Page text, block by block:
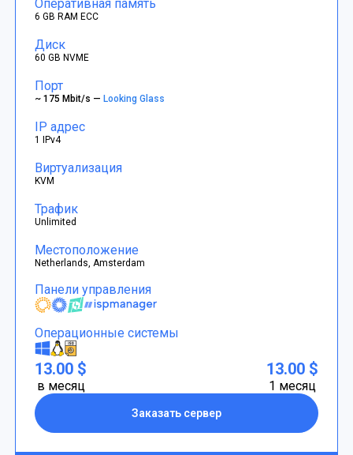
Оперативная память
6 GB RAM ECC
Диск
60 GB NVME
Порт
~ 175 Mbit/s —Looking Glass
IP адрес
1 IPv4
Виртуализация
KVM
Трафик
Unlimited
Местоположение
Netherlands, Amsterdam
Панели управления
Операционные системы
13.00 $
в месяц
Заказать сервер
13.00 $
1 месяц